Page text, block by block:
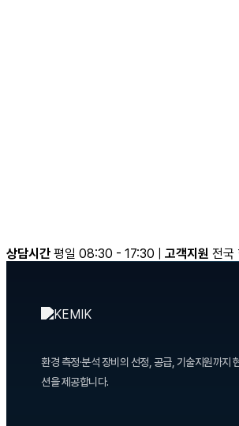
상담시간 평일 08:30 - 17:30 고객지원 전국
환경 측정·분석 장비의 선정, 공급, 기술지원까지
션을 제공합니다.